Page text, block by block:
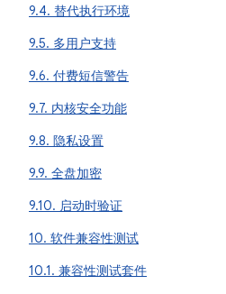
9.4. 替代执行环境
9.5. 多用户支持
9.6. 付费短信警告
9.7. 内核安全功能
9.8. 隐私设置
9.9. 全盘加密
9.10. 启动时验证
10. 软件兼容性测试
10.1. 兼容性测试套件